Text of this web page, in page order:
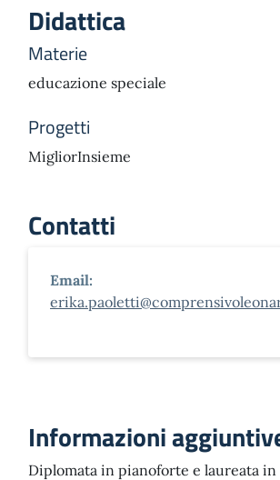
Didattica
Materie
educazione speciale
Progetti
MigliorInsieme
Contatti
Email:
Informazioni
Diplomata in pianoforte e laureata in